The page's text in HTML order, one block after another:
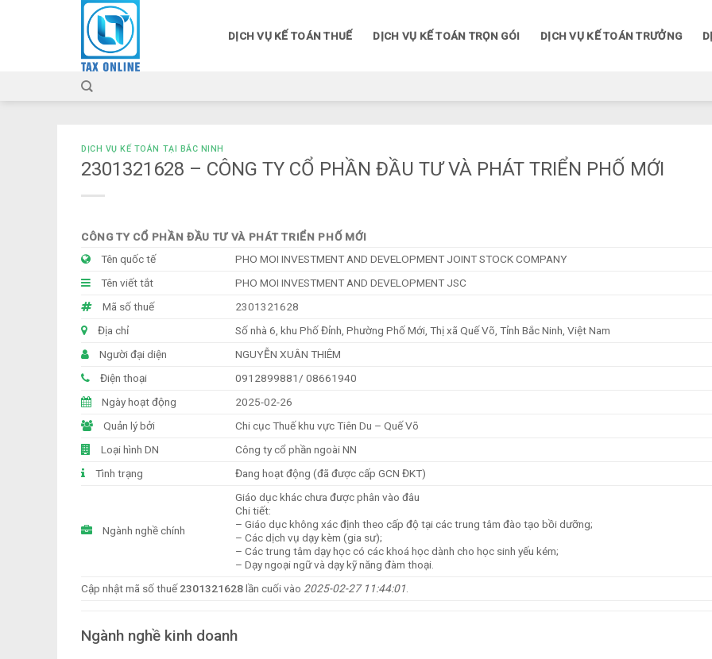
DỊCH VỤ KẾ TOÁN THUẾ DỊCH VỤ KẾ TOÁN TRỌN GÓI DỊCH VỤ KẾ TOÁN TRƯỞNG
DỊCH VỤ KẾ TOÁN TẠI BẮC NINH
2301321628 – CÔNG TY CỔ PHẦN ĐẦU TƯ VÀ PHÁT TRIỂN PHỐ MỚI
CÔNG TY CỔ PHẦN ĐẦU TƯ VÀ PHÁT TRIỂN PHỐ MỚI
Tên quốc tế
PHO MOI INVESTMENT AND DEVELOPMENT JOINT STOCK COMPANY
Tên viết tắt
PHO MOI INVESTMENT AND DEVELOPMENT JSC
Mã số thuế
2301321628
Địa chỉ
Số nhà 6, khu Phố Đỉnh, Phường Phố Mới, Thị xã Quế Võ, Tỉnh Bắc Ninh, Việt Nam
Người đại diện
NGUYỄN XUÂN THIÊM
Điện thoại
0912899881/ 08661940
Ngày hoạt động
2025-02-26
Quản lý bởi
Chi cục Thuế khu vực Tiên Du – Quế Võ
Loại hình DN
Công ty cổ phần ngoài NN
Tình trạng
Đang hoạt động (đã được cấp GCN ĐKT)
Ngành nghề chính
Giáo dục khác chưa được phân vào đâu
Chi tiết:
– Giáo dục không xác định theo cấp độ tại các trung tâm đào tạo bồi dưỡng;
– Các dịch vụ dạy kèm (gia sư);
– Các trung tâm dạy học có các khoá học dành cho học sinh yếu kém;
– Dạy ngoại ngữ và dạy kỹ năng đàm thoại.
Cập nhật mã số thuế2301321628lần cuối vào 2025-02-27 11:44:01.
Ngành nghề kinh doanh